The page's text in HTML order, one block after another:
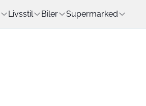
Livsstil Biler Supermarked